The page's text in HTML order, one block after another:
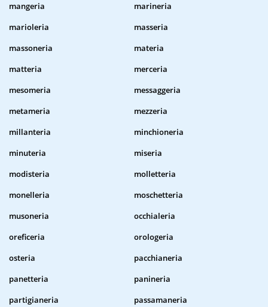
mangeria
marineria
marioleria
masseria
massoneria
materia
matteria
merceria
mesomeria
messaggeria
metameria
mezzeria
millanteria
minchioneria
minuteria
miseria
modisteria
molletteria
monelleria
moschetteria
musoneria
occhialeria
oreficeria
orologeria
osteria
pacchianeria
panetteria
panineria
partigianeria
passamaneria